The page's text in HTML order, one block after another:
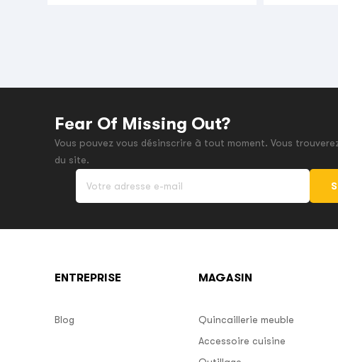
Fear Of Missing Out?
Vous pouvez vous désinscrire à tout moment. Vous
du site.
ENTREPRISE
Blog
MAGASIN
Quincaillerie meuble
Accessoire cuisine